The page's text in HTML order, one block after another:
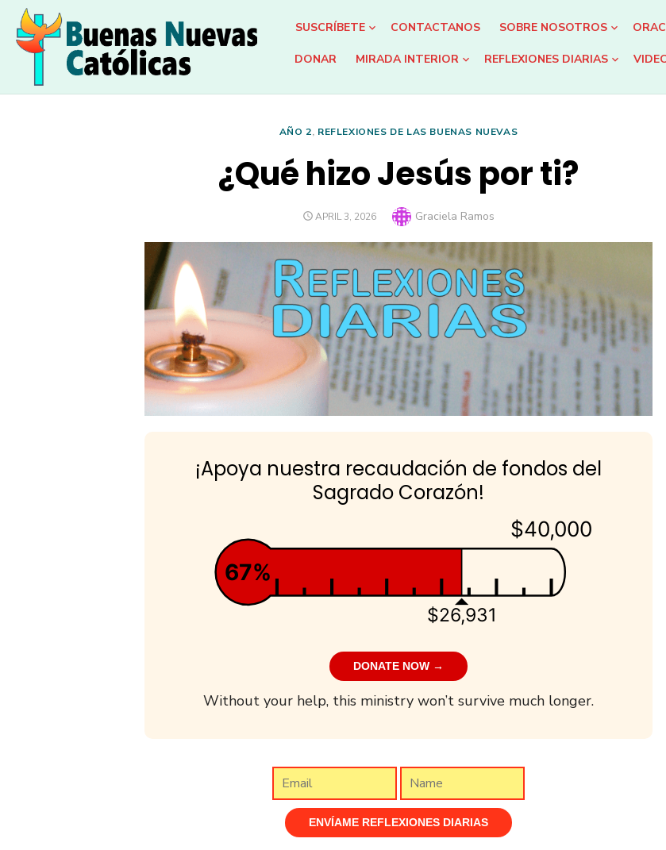
content
SUSCRÍBETE CONTACTANOS SOBRE NOSOTROS
DONAR MIRADA INTERIOR REFLEXIONES DIARIAS
AÑO 2, REFLEXIONES DE LAS BUENAS NUEVAS
¿Qué hizo Jesús por ti?
POSTED
APRIL 3, 2026 Author
Graciela Ramos
¡Apoya nuestra recaudación de fondos del
Sagrado Corazón!
$40,000
$26,931
67%
DONATE NOW →
Without your help, this ministry won’t survive much longer.